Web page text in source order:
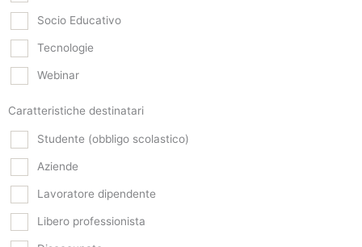
Socio Educativo
Tecnologie
Webinar
Caratteristiche destinatari
Studente (obbligo scolastico)
Aziende
Lavoratore dipendente
Libero professionista